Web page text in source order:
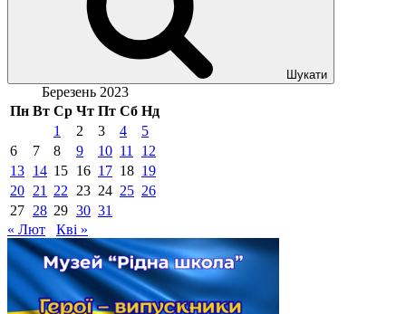
Шукати
Березень 2023
Пн Вт Ср Чт Пт Сб Нд
1
2 3 4
5
6
7 8 9 10 11
12
13 14 15 16 17 18 19
20 21 22 23 24 25 26
27 28 29 30 31
« Лют
Кві »